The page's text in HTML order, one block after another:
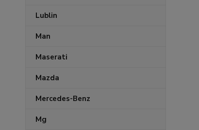
Lublin
Man
Maserati
Mazda
Mercedes-Benz
Mg